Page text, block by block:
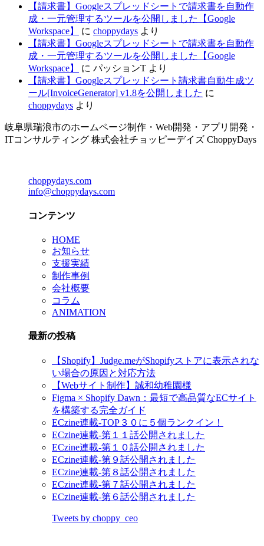
【請求書】Googleスプレッドシートで請求書を自動作
成・一元管理するツールを公開しました【Google
Workspace】
に choppydays より
【請求書】Googleスプレッドシートで請求書を自動作
成・一元管理するツールを公開しました【Google
Workspace】
に パッションT より
【請求書】Googleスプレッドシート請求書自動生成ツ
ール[InvoiceGenerator] v1.8を公開しました に
choppydays より
岐阜県瑞浪市のホームページ制作・Web開発・アプリ開発・
ITコンサルティング 株式会社チョッピーデイズ ChoppyDays
choppydays.com
info@choppydays.com
コンテンツ
HOME
お知らせ
支援実績
制作事例
会社概要
コラム
ANIMATION
最新の投稿
【Shopify】Judge.meがShopifyストアに表示されな
い場合の原因と対応方法
【Webサイト制作】誠和幼稚園様
Figma × Shopify Dawn：最短で高品質なECサイト
を構築する完全ガイド
ECzine連載-TOP３０に５個ランクイン！
ECzine連載-第１１話公開されました
ECzine連載-第１０話公開されました
ECzine連載-第９話公開されました
ECzine連載-第８話公開されました
ECzine連載-第７話公開されました
ECzine連載-第６話公開されました
Tweets by choppy_ceo